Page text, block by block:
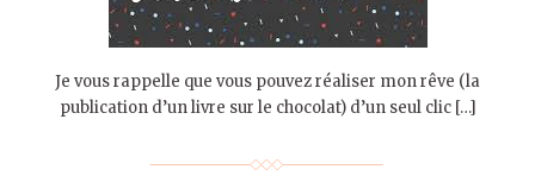
Je vous rappelle que vous pouvez réaliser mon rêve (la
publication d’un livre sur le chocolat) d’un seul clic […]